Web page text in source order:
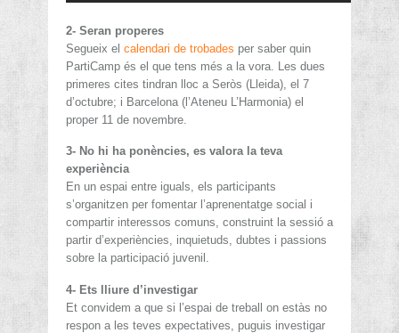
2- Seran properes
Segueix el calendari de trobades per saber quin
PartiCamp és el que tens més a la vora. Les dues
primeres cites tindran lloc a Seròs (Lleida), el 7
d’octubre; i Barcelona (l’Ateneu L’Harmonia) el
proper 11 de novembre.
3- No hi ha ponències, es valora la teva
experiència
En un espai entre iguals, els participants
s’organitzen per fomentar l’aprenentatge social i
compartir interessos comuns, construint la sessió a
partir d’experiències, inquietuds, dubtes i passions
sobre la participació juvenil.
4- Ets lliure d’investigar
Et convidem a que si l’espai de treball on estàs no
respon a les teves expectatives, puguis investigar